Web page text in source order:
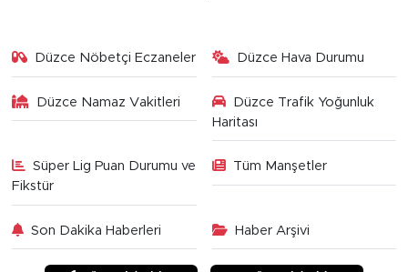
Düzce Nöbetçi Eczaneler Düzce Hava Durumu
Düzce Namaz Vakitleri
Düzce Trafik Yoğunluk
Haritası
Süper Lig Puan Durumu ve
Fikstür
Tüm Manşetler
Son Dakika Haberleri Haber Arşivi